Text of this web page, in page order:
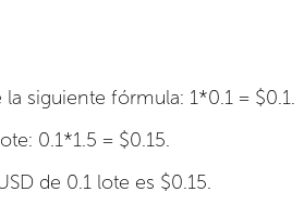
siguiente fórmula: 1*0.1 = $0.1.
0.1*1.5 = $0.15.
de 0.1 lote es $0.15.